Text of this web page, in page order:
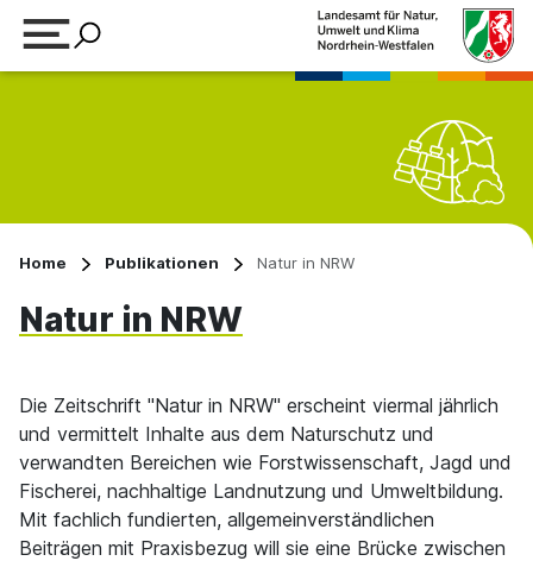
Home Publikationen Natur in NRW
Natur in NRW
Die Zeitschrift "Natur in NRW" erscheint viermal jährlich
und vermittelt Inhalte aus dem Naturschutz und
verwandten Bereichen wie Forstwissenschaft, Jagd und
Fischerei, nachhaltige Landnutzung und Umweltbildung.
Mit fachlich fundierten, allgemeinverständlichen
Beiträgen mit Praxisbezug will sie eine Brücke zwischen